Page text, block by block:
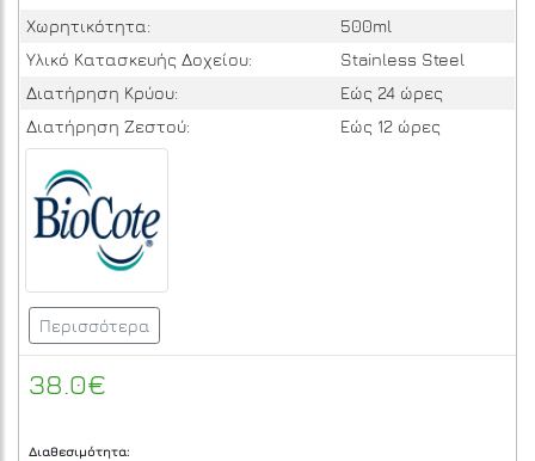
Χωρητικότητα:
500ml
Υλικό Κατασκευής Δοχείου:
Stainless Steel
Διατήρηση Κρύου:
Εώς 24 ώρες
Διατήρηση Ζεστού:
Εώς 12 ώρες
Περισσότερα
38.0€
Διαθεσιμότητα: